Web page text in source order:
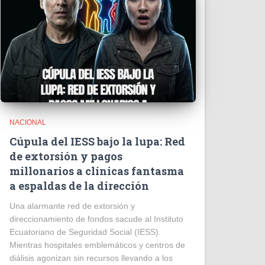
NACIONAL
Cúpula del IESS bajo la lupa: Red
de extorsión y pagos
millonarios a clínicas fantasma
a espaldas de la dirección
​Una alarmante red de extorsión y
direccionamiento de fondos sacude al Instituto
Ecuatoriano de Seguridad Social (IESS).
Mientras hospitales emblemáticos y centros de
diálisis agonizan sin recursos llevando a los